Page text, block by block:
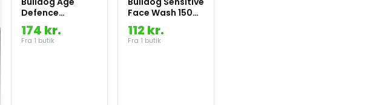
Defence
Moisturiser 100
ml
174 kr.
Fra 1 butik
Face Wash 150
ml
112 kr.
Fra 1 butik